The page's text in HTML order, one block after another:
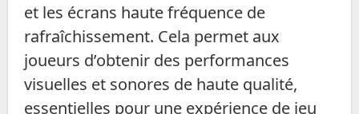
et les écrans haute fréquence de
rafraîchissement. Cela permet aux
joueurs d’obtenir des performances
visuelles et sonores de haute qualité,
essentielles pour une expérience de jeu